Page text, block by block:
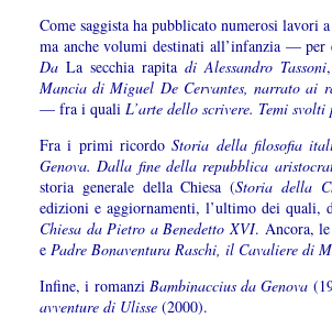
Come saggista ha pubblicato numerosi lavori
ma anche volumi destinati all’infanzia — per
Da La secchia rapita di Alessandro Tassoni
Mancia di Miguel De Cervantes, narrato ai
— fra i quali L’arte dello scrivere. Temi
Fra i primi ricordoStoria della filosofia
Genova. Dalla fine della repubblica
storia generale della Chiesa (Storia della
edizioni e aggiornamenti, l’ultimo dei quali,
Chiesa da Pietro a Benedetto XVI. Ancora,
e Padre Bonaventura Raschi, il Cavaliere di
Infine, i romanzi Bambinaccius da Genova
avventure di Ulisse (2000).